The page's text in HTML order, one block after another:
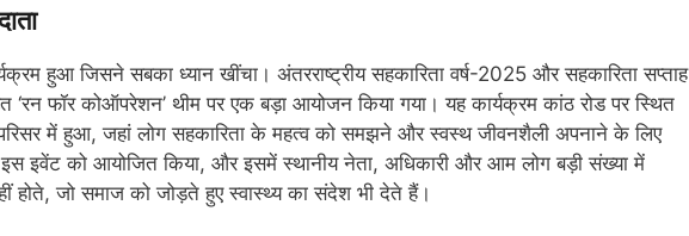
हुआ जिसने सबका ध्यान खींचा। अंतरराष्ट्रीय सहकारिता वर्ष-2025 और सहकारिता सप्ताह
फॉर कोऑपरेशन’ थीम पर एक बड़ा आयोजन किया गया। यह कार्यक्रम कांठ रोड पर स्थित
में हुआ, जहां लोग सहकारिता के महत्व को समझने और स्वस्थ जीवनशैली अपनाने के लिए
इवेंट को आयोजित किया, और इसमें स्थानीय नेता, अधिकारी और आम लोग बड़ी संख्या में
होते, जो समाज को जोड़ते हुए स्वास्थ्य का संदेश भी देते हैं।